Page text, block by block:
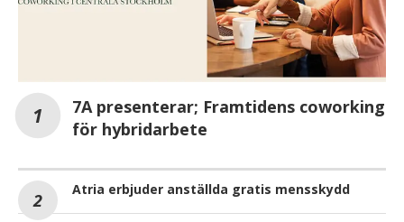
7A presenterar; Framtidens coworking
för hybridarbete
Atria erbjuder anställda gratis mensskydd